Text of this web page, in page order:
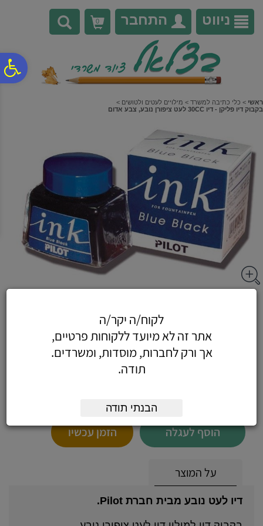
נגישות
אתר
המרכזי
ניווט התחבר 0
ראשי > כלי כתיבה למשרד > מילויים לעטים ולטושים >
בקבוק דיו פליקן - דיו 30CC לעט ציפורן נובע, צבע אדום
נובע, צבע אדום
הוסף לעגלה הזמן עכשיו
על המוצר
דיו לעט נובע מבית חברת Pilot.
לקוח/ה יקר/ה
אתר זה לא מיועד ללקוחות פרטיים,
אך ורק לחברות, מוסדות, ומשרדים.
תודה.
הבנתי תודה